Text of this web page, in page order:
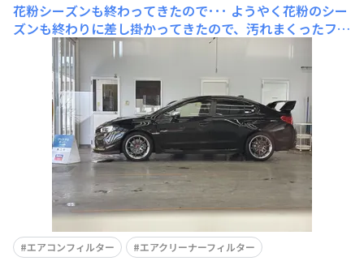
花粉シーズンも終わってきたので･･･ ようやく花粉のシー
ズンも終わりに差し掛かってきたので、汚れまくったフィ
ルター類を交換。まぁ、カスタムってほどのものでもない
ですけど･･･まずは、エアコンのフィルター。こちらは１
年ちょい使ったボッシュからエムリットフィルターに交
換。右がボッシュので左がエムリットの新品。花粉シーズ
ンを二つ超えてきただけ
エアコンフィルター
エアクリーナーフィルター